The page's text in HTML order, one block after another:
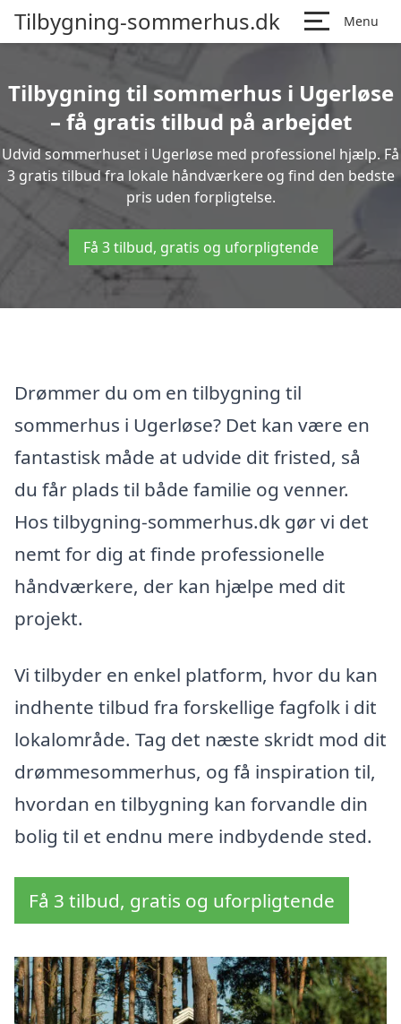
Tilbygning-sommerhus.dk Menu
Tilbygning til sommerhus i Ugerløse
– få gratis tilbud på arbejdet
Udvid sommerhuset i Ugerløse med professionel hjælp. Få
3 gratis tilbud fra lokale håndværkere og find den bedste
pris uden forpligtelse.
Få 3 tilbud, gratis og uforpligtende
Drømmer du om en tilbygning til
sommerhus i Ugerløse? Det kan være en
fantastisk måde at udvide dit fristed, så
du får plads til både familie og venner.
Hos tilbygning-sommerhus.dk gør vi det
nemt for dig at finde professionelle
håndværkere, der kan hjælpe med dit
projekt.
Vi tilbyder en enkel platform, hvor du kan
indhente tilbud fra forskellige fagfolk i dit
lokalområde. Tag det næste skridt mod dit
drømmesommerhus, og få inspiration til,
hvordan en tilbygning kan forvandle din
bolig til et endnu mere indbydende sted.
Få 3 tilbud, gratis og uforpligtende